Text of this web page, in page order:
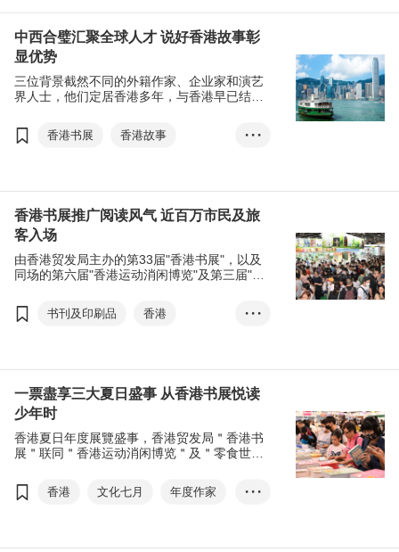
中西合璧汇聚全球人才 说好香港故事彰
显优势
三位背景截然不同的外籍作家、企业家和演艺
界人士，他们定居香港多年，与香港早已结下
分享其＂香港故事＂。
香港书展
香港故事
Innocent Mutanga
易宇航
Julian Gaertner
• • •
香港书展推广阅读风气 近百万市民及旅
客入场
由香港贸发局主办的第33届"香港书展"，以及
同场的第六届"香港运动消闲博览"及第三届"零
吸引近百万人次入场，当中旅客佔一成，而书
展人均消费更达872港元。
书刊及印刷品
香港
儿童及青少年文学
香港运动消闲博览
零食世界
罗振宇
• • •
一票盡享三大夏日盛事 从香港书展悦读
少年时
香港夏日年度展覽盛事，香港贸发局＂香港书
展＂联同＂香港运动消闲博览＂及＂零食世界
家及地区，近780 家参展商。
香港 文化七月
年度作家
• • •